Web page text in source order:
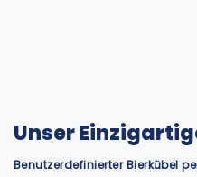
Unser
Benutzerdefinierter Bierkübel